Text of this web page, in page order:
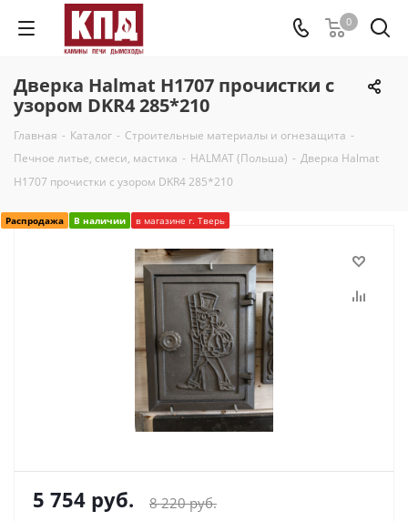
0
Дверка Halmat H1707 прочистки с
узором DKR4 285*210
Главная - Каталог - Строительные материалы и огнезащита -
Печное литье, смеси, мастика - HALMAT (Польша) - Дверка Halmat
H1707 прочистки с узором DKR4 285*210
Распродажа В наличии в магазине г. Тверь
5 754 руб. 8 220руб.